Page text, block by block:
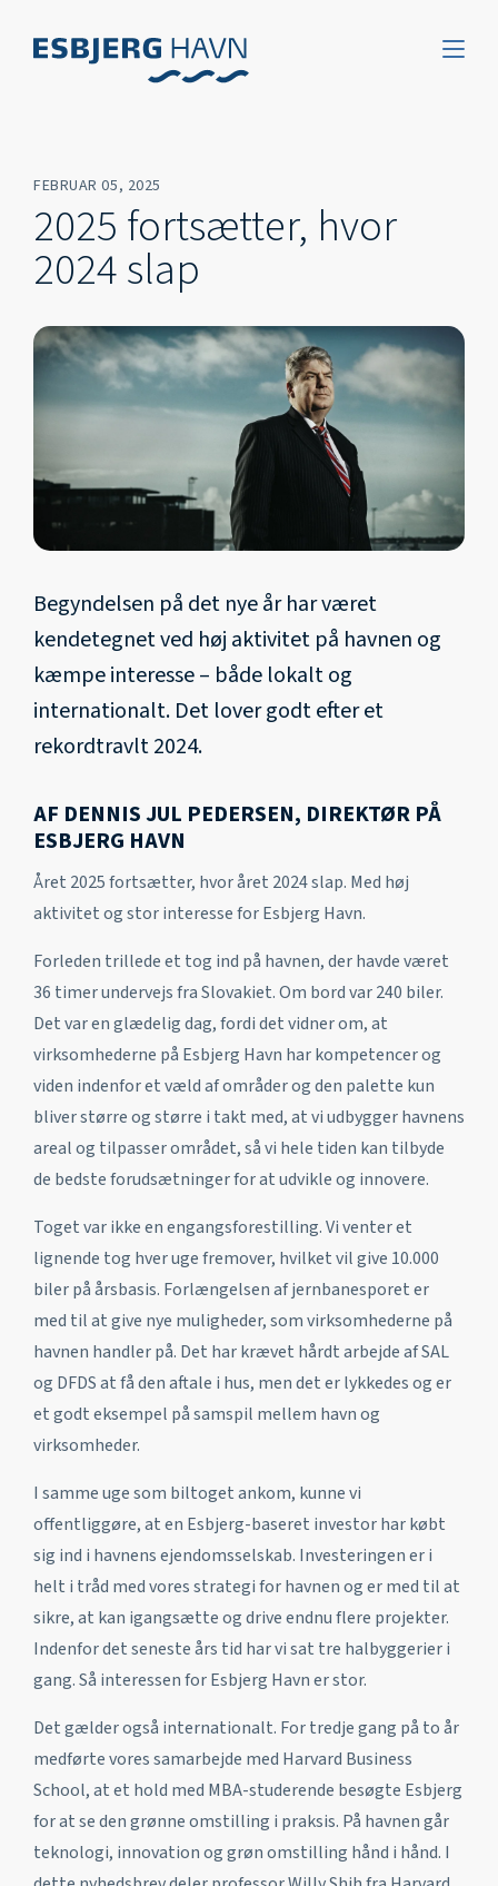
FEBRUAR 05, 2025
2025 fortsætter, hvor
2024 slap
Begyndelsen på det nye år har været
kendetegnet ved høj aktivitet på havnen og
kæmpe interesse – både lokalt og
internationalt. Det lover godt efter et
rekordtravlt 2024.
AF DENNIS JUL PEDERSEN, DIREKTØR PÅ
ESBJERG HAVN
Året 2025 fortsætter, hvor året 2024 slap. Med høj
aktivitet og stor interesse for Esbjerg Havn.
Forleden trillede et tog ind på havnen, der havde været
36 timer undervejs fra Slovakiet. Om bord var 240 biler.
Det var en glædelig dag, fordi det vidner om, at
virksomhederne på Esbjerg Havn har kompetencer og
viden indenfor et væld af områder og den palette kun
bliver større og større i takt med, at vi udbygger havnens
areal og tilpasser området, så vi hele tiden kan tilbyde
de bedste forudsætninger for at udvikle og innovere.
Toget var ikke en engangsforestilling. Vi venter et
lignende tog hver uge fremover, hvilket vil give 10.000
biler på årsbasis. Forlængelsen af jernbanesporet er
med til at give nye muligheder, som virksomhederne på
havnen handler på. Det har krævet hårdt arbejde af SAL
og DFDS at få den aftale i hus, men det er lykkedes og er
et godt eksempel på samspil mellem havn og
virksomheder.
I samme uge som biltoget ankom, kunne vi
offentliggøre, at en Esbjerg-baseret investor har købt
sig ind i havnens ejendomsselskab. Investeringen er i
helt i tråd med vores strategi for havnen og er med til at
sikre, at kan igangsætte og drive endnu flere projekter.
Indenfor det seneste års tid har vi sat tre halbyggerier i
gang. Så interessen for Esbjerg Havn er stor.
Det gælder også internationalt. For tredje gang på to år
medførte vores samarbejde med Harvard Business
School, at et hold med MBA-studerende besøgte Esbjerg
for at se den grønne omstilling i praksis. På havnen går
teknologi, innovation og grøn omstilling hånd i hånd. I